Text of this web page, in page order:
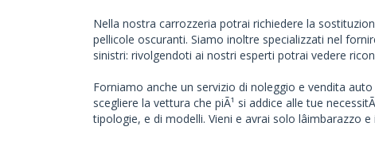
Nella nostra carrozzeria potrai richiedere la
pellicole oscuranti. Siamo inoltre specializzati nel
sinistri: rivolgendoti ai nostri esperti potrai vedere
Forniamo anche un servizio di noleggio e vendita
scegliere la vettura che piÃ¹ si addice alle tue
tipologie, e di modelli. Vieni e avrai solo lâimbarazzo